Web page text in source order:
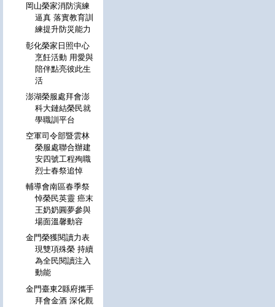
岡山榮家消防演練
逼真 落實教育訓
練提升防災能力
彰化榮家日照中心
烹飪活動 用愛與
陪伴點亮彼此生
活
澎湖榮服處拜會澎
科大鏈結榮民就
學職訓平台
空軍司令部暨雲林
榮服處聯合辦建
安四號工程殉職
烈士春祭追悼
輔導會南區春季祭
悼榮民英靈 癌末
王奶奶圓夢參與
場面溫馨動容
金門榮獲閱讀力表
現雙項殊榮 持續
為全民閱讀注入
動能
金門臺東2縣府攜手
拜會金酒 深化觀